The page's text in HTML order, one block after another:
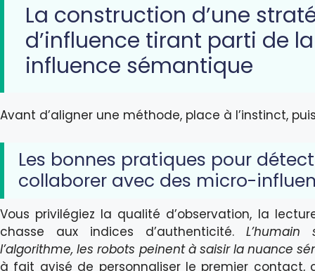
La construction d’une
d’influence tirant parti de
influence sémantique
Avant d’aligner une méthode, place à l’instinct,
Les bonnes pratiques pour
collaborer avec des micro-
Vous privilégiez la qualité d’observation, la
chasse aux indices d’authenticité. L’humain
l’algorithme, les robots peinent à saisir la nuance
à fait avisé de personnaliser le premier contact,